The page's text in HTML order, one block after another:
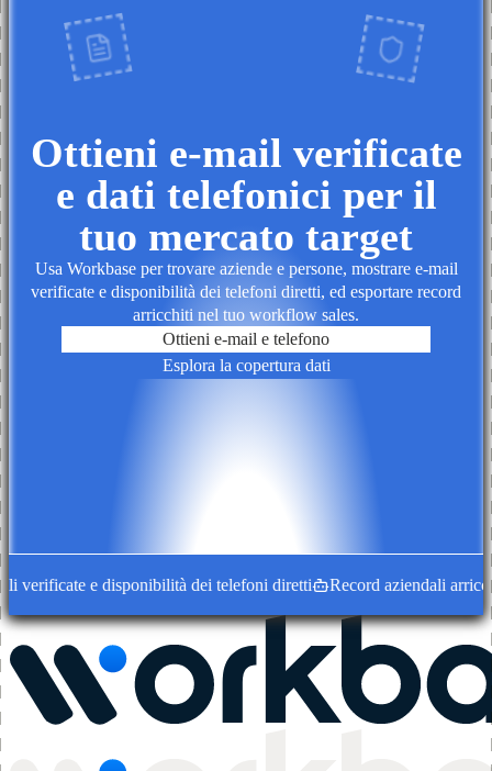
Ottieni e-mail verificate
e dati telefonici per il
tuo mercato target
Usa Workbase per trovare aziende e persone, mostrare e-mail
verificate e disponibilità dei telefoni diretti, ed esportare record
arricchiti nel tuo workflow sales.
Ottieni e-mail e telefono
Esplora la copertura dati
e disponibilità dei telefoni diretti Record aziendali